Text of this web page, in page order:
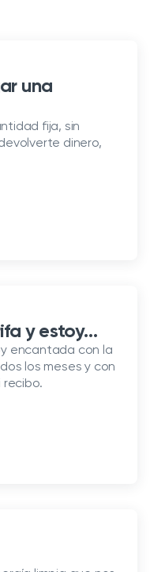
una
fija, sin
dinero,
y estoy…
encantada con la
los meses y con